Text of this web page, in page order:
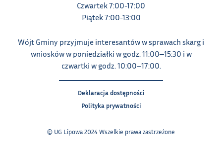
Czwartek 7:00-17:00
Piątek 7:00-13:00
Wójt Gminy przyjmuje interesantów w sprawach skarg i
wniosków w poniedziałki w godz. 11:00‒15:30 i w
czwartki w godz. 10:00‒17:00.
Deklaracja dostępności
Polityka prywatności
© UG Lipowa 2024 Wszelkie prawa zastrzeżone